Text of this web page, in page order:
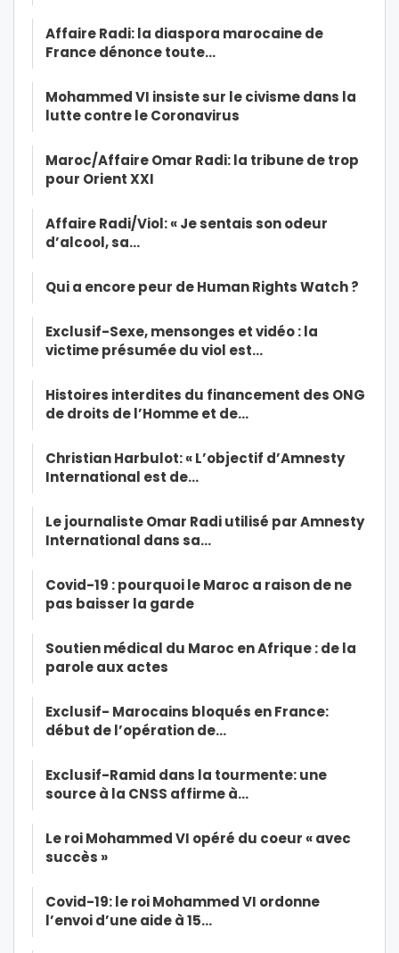
Affaire Radi: la diaspora marocaine de
France dénonce toute…
Mohammed VI insiste sur le civisme dans la
lutte contre le Coronavirus
Maroc/Affaire Omar Radi: la tribune de trop
pour Orient XXI
Affaire Radi/Viol: « Je sentais son odeur
d’alcool, sa…
Qui a encore peur de Human Rights Watch ?
Exclusif-Sexe, mensonges et vidéo : la
victime présumée du viol est…
Histoires interdites du financement des ONG
de droits de l’Homme et de…
Christian Harbulot: « L’objectif d’Amnesty
International est de…
Le journaliste Omar Radi utilisé par Amnesty
International dans sa…
Covid-19 : pourquoi le Maroc a raison de ne
pas baisser la garde
Soutien médical du Maroc en Afrique : de la
parole aux actes
Exclusif- Marocains bloqués en France:
début de l’opération de…
Exclusif-Ramid dans la tourmente: une
source à la CNSS affirme à…
Le roi Mohammed VI opéré du coeur « avec
succès »
Covid-19: le roi Mohammed VI ordonne
l’envoi d’une aide à 15…